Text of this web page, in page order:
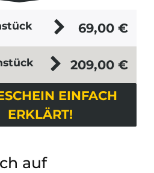
auf
69,00 €
209,00 €
EINFACH
ERKLÄRT!